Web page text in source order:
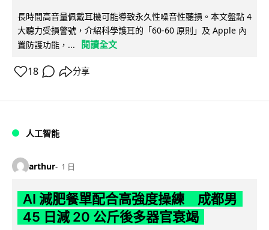
長時間高音量佩戴耳機可能導致永久性噪音性聽損。本文盤點 4
大聽力受損警號，介紹科學護耳的「60-60 原則」及 Apple 內
置防護功能，...
閱讀全文
18 分享
人工智能
arthur 1 日
AI 減肥餐單配合高強度操練 成都男
45 日減 20 公斤後多器官衰竭